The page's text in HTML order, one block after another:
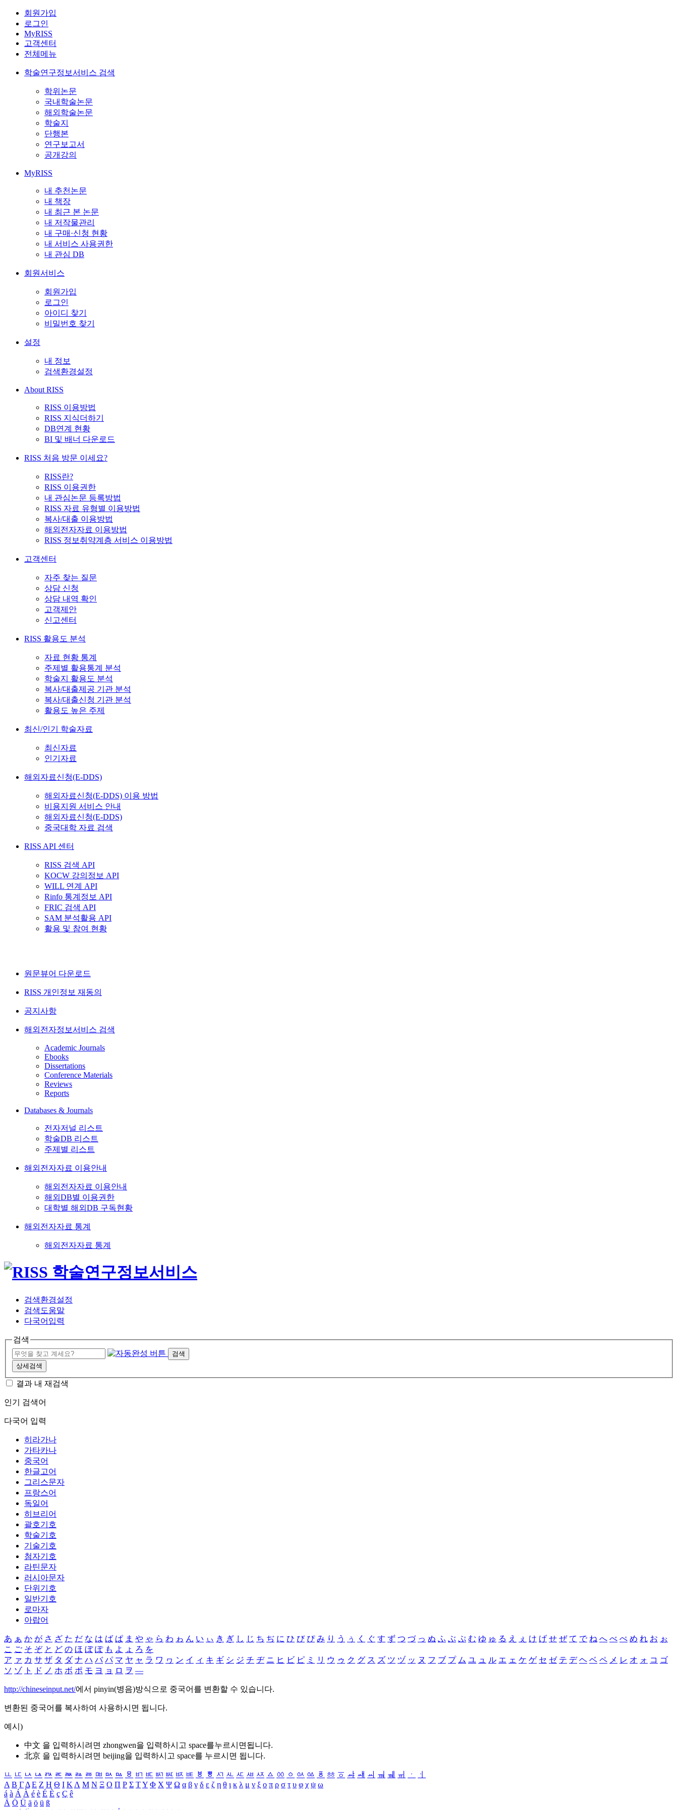
회원가입
로그인
MyRISS
고객센터
전체메뉴
학술연구정보서비스 검색
학위논문
국내학술논문
해외학술논문
학술지
단행본
연구보고서
공개강의
MyRISS
내 추천논문
내 책장
내 최근 본 논문
내 저작물관리
내 구매·신청 현황
내 서비스 사용권한
내 관심 DB
회원서비스
회원가입
로그인
아이디 찾기
비밀번호 찾기
설정
내 정보
검색환경설정
About RISS
RISS 이용방법
RISS 지식더하기
DB연계 현황
BI 및 배너 다운로드
RISS 처음 방문 이세요?
RISS란?
RISS 이용권한
내 관심논문 등록방법
RISS 자료 유형별 이용방법
복사/대출 이용방법
해외전자자료 이용방법
RISS 정보취약계층 서비스 이용방법
고객센터
자주 찾는 질문
상담 신청
상담 내역 확인
고객제안
신고센터
RISS 활용도 분석
자료 현황 통계
주제별 활용통계 분석
학술지 활용도 분석
복사/대출제공 기관 분석
복사/대출신청 기관 분석
활용도 높은 주제
최신/인기 학술자료
최신자료
인기자료
해외자료신청(E-DDS)
해외자료신청(E-DDS) 이용 방법
비용지원 서비스 안내
해외자료신청(E-DDS)
중국대학 자료 검색
RISS API 센터
RISS 검색 API
KOCW 강의정보 API
WILL 연계 API
Rinfo 통계정보 API
FRIC 검색 API
SAM 분석활용 API
활용 및 참여 현황
원문뷰어 다운로드
RISS 개인정보 재동의
공지사항
해외전자정보서비스 검색
Academic Journals
Ebooks
Dissertations
Conference Materials
Reviews
Reports
Databases & Journals
전자저널 리스트
학술DB 리스트
주제별 리스트
해외전자자료 이용안내
해외전자자료 이용안내
해외DB별 이용권한
대학별 해외DB 구독현황
해외전자자료 통계
해외전자자료 통계
검색환경설정
검색도움말
다국어입력
검색
검색
상세검색
결과 내 재검색
인기 검색어
다국어 입력
히라가나
가타카나
중국어
한글고어
그리스문자
프랑스어
독일어
히브리어
괄호기호
학술기호
기술기호
첨자기호
라틴문자
러시아문자
단위기호
일반기호
로마자
아랍어
あ ぁ か が さ ざ た だ な は ば ぱ ま や ゃ ら わ ゎ ん い ぃ き ぎ し じ ち ぢ に ひ び ぴ み り う ぅ く ぐ す ず つ づ っ ぬ ふ ぶ ぷ む ゆ ゅ る え ぇ け げ せ ぜ て で ね へ べ ぺ め れ お ぉ
こ ご そ ぞ と ど の ほ ぼ ぽ も よ ょ ろ を
ア ァ カ サ ザ タ ダ ナ ハ バ パ マ ヤ ャ ラ ワ ヮ ン イ ィ キ ギ シ ジ チ ヂ ニ ヒ ビ ピ ミ リ ウ ゥ ク グ ス ズ ツ ヅ ッ ヌ フ ブ プ ム ユ ュ ル エ ェ ケ ゲ セ ゼ テ デ ヘ ベ ペ メ レ オ ォ コ ゴ
ソ ゾ ト ド ノ ホ ボ ポ モ ヨ ョ ロ ヲ ―
http://chineseinput.net/에서 pinyin(병음)방식으로 중국어를 변환할 수 있습니다.
변환된 중국어를 복사하여 사용하시면 됩니다.
예시)
中文 을 입력하시려면 zhongwen을 입력하시고 space를누르시면됩니다.
北京 을 입력하시려면 beijing을 입력하시고 space를 누르시면 됩니다.
ㅥ ㅦ ㅧ ㅨ ㅩ ㅪ ㅫ ㅬ ㅭ ㅮ ㅯ ㅰ ㅱ ㅲ ㅳ ㅴ ㅵ ㅶ ㅷ ㅸ ㅹ ㅺ ㅻ ㅼ ㅽ ㅾ ㅿ ㆀ ㆁ ㆂ ㆃ ㆄ ㆅ ㆆ ㆇ ㆈ ㆉ ㆊ ㆋ ㆌ ㆍ
ㆎ
Α Β ΓΔ Ε Ζ Η Θ Ι ΚΛ Μ Ν Ξ Ο Π Ρ Σ ΤΥ Φ Χ Ψ Ω α β γ δ ε ζ η θ ι κ λ μ ν ξ ο π ρ σ τ υ φ χ ψ ω
á à Á À é è É È ç Ç ê
Ä Ö Ü ä ö ü ß